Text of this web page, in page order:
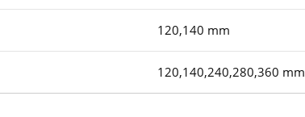
120,140 mm
120,140,240,280,360 mm